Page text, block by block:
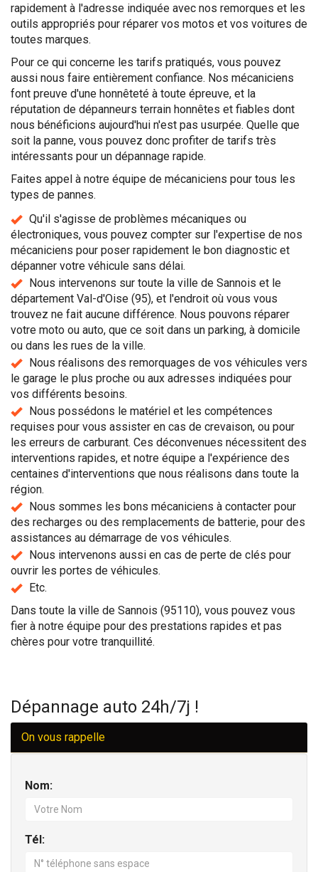
rapidement à l'adresse indiquée avec nos remorques et les
outils appropriés pour réparer vos motos et vos voitures de
toutes marques.
Pour ce qui concerne les tarifs pratiqués, vous pouvez
aussi nous faire entièrement confiance. Nos mécaniciens
font preuve d'une honnêteté à toute épreuve, et la
réputation de dépanneurs terrain honnêtes et fiables dont
nous bénéficions aujourd'hui n'est pas usurpée. Quelle que
soit la panne, vous pouvez donc profiter de tarifs très
intéressants pour un dépannage rapide.
Faites appel à notre équipe de mécaniciens pour tous les
types de pannes.
Qu'il s'agisse de problèmes mécaniques ou
électroniques, vous pouvez compter sur l'expertise de nos
mécaniciens pour poser rapidement le bon diagnostic et
dépanner votre véhicule sans délai.
Nous intervenons sur toute la ville de Sannois et le
département Val-d'Oise (95), et l'endroit où vous vous
trouvez ne fait aucune différence. Nous pouvons réparer
votre moto ou auto, que ce soit dans un parking, à domicile
ou dans les rues de la ville.
Nous réalisons des remorquages de vos véhicules vers
le garage le plus proche ou aux adresses indiquées pour
vos différents besoins.
Nous possédons le matériel et les compétences
requises pour vous assister en cas de crevaison, ou pour
les erreurs de carburant. Ces déconvenues nécessitent des
interventions rapides, et notre équipe a l'expérience des
centaines d'interventions que nous réalisons dans toute la
région.
Nous sommes les bons mécaniciens à contacter pour
des recharges ou des remplacements de batterie, pour des
assistances au démarrage de vos véhicules.
Nous intervenons aussi en cas de perte de clés pour
ouvrir les portes de véhicules.
Etc.
Dans toute la ville de Sannois (95110), vous pouvez vous
fier à notre équipe pour des prestations rapides et pas
chères pour votre tranquillité.
Dépannage auto 24h/7j !
On vous rappelle
Nom:
Tél: